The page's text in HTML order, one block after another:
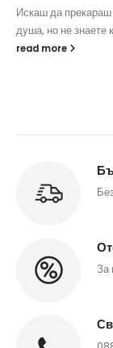
Искаш да
душа, но не знаете
read more
За